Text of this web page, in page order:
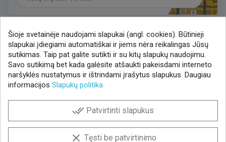
Susisiekime
+370 37 405401
lytagra@lytagra.lt
Facebook YouTubeInstagram LinkedIn
Šioje svetainėje naudojami slapukai (angl. cookies). Būtinieji
slapukai įdiegiami automatiškai ir jiems nėra reikalingas Jūsų
sutikimas. Taip pat galite sutikti ir su kitų slapukų naudojimu.
Savo sutikimą bet kada galėsite atšaukti pakeisdami interneto
naršyklės nustatymus ir ištrindami įrašytus slapukus. Daugiau
informacijos Slapukų politika
done_all Patvirtinti slapukus
clear Tęsti be patvirtinimo